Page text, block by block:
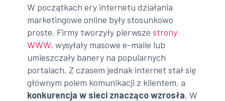
W początkach ery internetu działania
marketingowe online były stosunkowo
proste. Firmy tworzyły pierwszestrony
WWW, wysyłały masowe e-maile lub
umieszczały banery na popularnych
portalach. Z czasem jednak internet stał się
głównym polem komunikacji z klientem, a
konkurencja w sieci znacząco wzrosła. W